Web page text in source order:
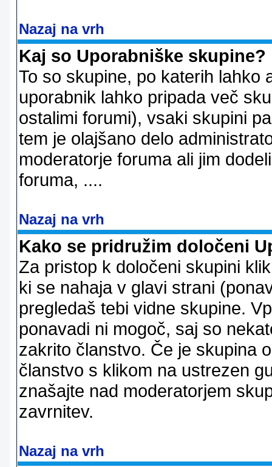
Nazaj na vrh
Kaj so Uporabniške skupine?
To so skupine, po katerih lahko
uporabnik lahko pripada več
ostalimi forumi), vsaki skupini
tem je olajšano delo
moderatorje foruma ali jim
foruma, ....
Nazaj na vrh
Kako se pridružim določeni
Za pristop k določeni skupini
ki se nahaja v glavi strani
pregledaš tebi vidne skupine.
ponavadi ni mogoč, saj so
zakrito članstvo. Če je skupina
članstvo s klikom na ustrezen
znašajte nad moderatorjem
zavrnitev.
Nazaj na vrh